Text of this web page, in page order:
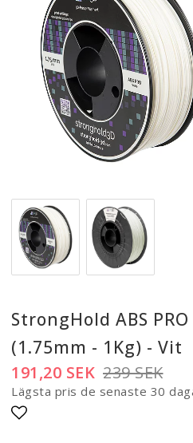
3D-Skrivare — Delar
Resin
3D-Pennor & Tillbehör
StrongHold ABS
(1.75mm - 1Kg) - Vit
239 SEK
191,20 SEK
Lägsta pris de senaste 30